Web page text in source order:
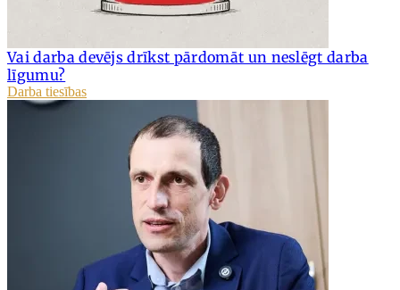
Vai darba devējs drīkst pārdomāt un neslēgt darba
līgumu?
Darba tiesības